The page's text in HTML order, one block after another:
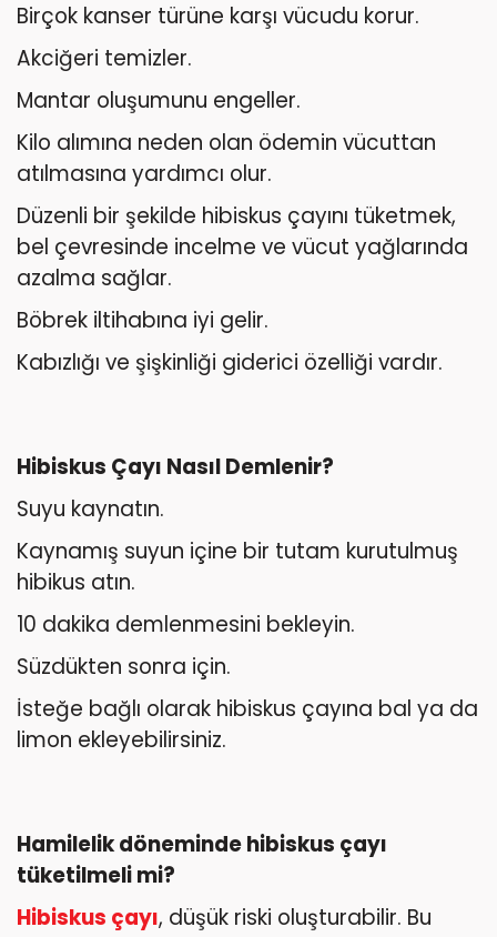
Birçok kanser türüne karşı vücudu korur.
Akciğeri temizler.
Mantar oluşumunu engeller.
Kilo alımına neden olan ödemin vücuttan
atılmasına yardımcı olur.
Düzenli bir şekilde hibiskus çayını tüketmek,
bel çevresinde incelme ve vücut yağlarında
azalma sağlar.
Böbrek iltihabına iyi gelir.
Kabızlığı ve şişkinliği giderici özelliği vardır.
Hibiskus Çayı Nasıl Demlenir?
Suyu kaynatın.
Kaynamış suyun içine bir tutam kurutulmuş
hibikus atın.
10 dakika demlenmesini bekleyin.
Süzdükten sonra için.
İsteğe bağlı olarak hibiskus çayına bal ya da
limon ekleyebilirsiniz.
Hamilelik döneminde hibiskus çayı
tüketilmeli mi?
Hibiskus çayı, düşük riski oluşturabilir. Bu